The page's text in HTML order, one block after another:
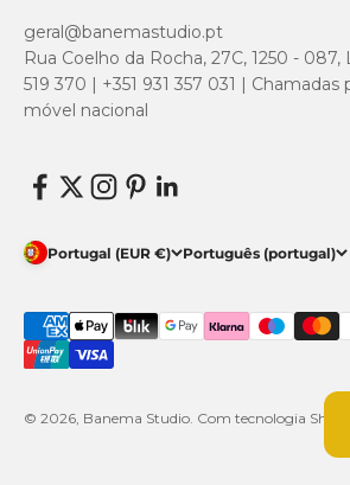
geral@banemastudio.pt
Rua Coelho da Rocha, 27C, 1250 - 087,
519 370 | +351 931 357 031 | Chamadas
móvel nacional
Portugal (EUR €) Português (portugal)
© 2026, Banema Studio. Com tecnologia